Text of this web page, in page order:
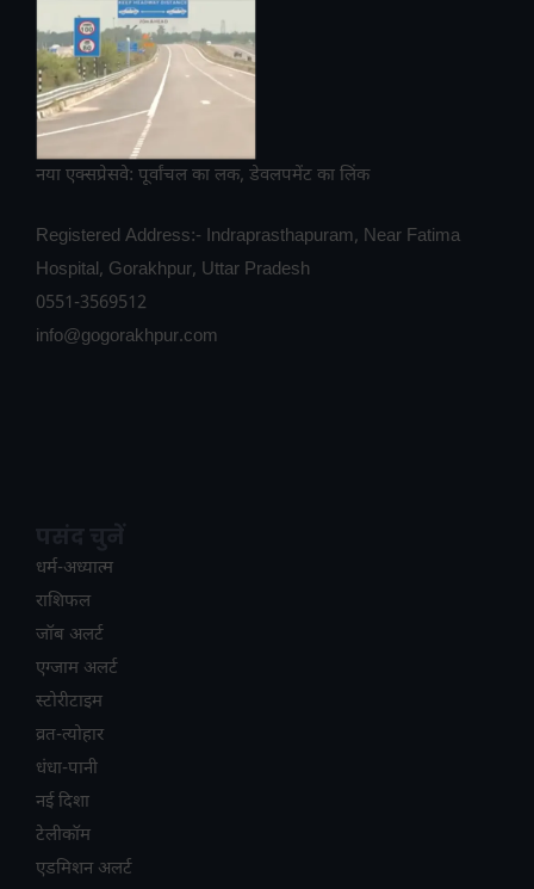
नया एक्सप्रेसवे: पूर्वांचल का लक, डेवलपमेंट का लिंक
Registered Address:- Indraprasthapuram, Near Fatima
Hospital, Gorakhpur, Uttar Pradesh
0551-3569512
info@gogorakhpur.com
धर्म-अध्यात्म
राशिफल
जॉब अलर्ट
एग्जाम अलर्ट
स्टोरीटाइम
व्रत-त्योहार
धंधा-पानी
नई दिशा
टेलीकॉम
ए​डमिशन अलर्ट